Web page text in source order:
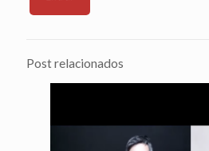
Post relacionados